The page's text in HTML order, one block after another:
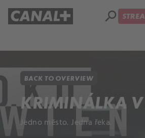
search
BACK TO OVERVIEW
KRIMINÁLKA
Jedno město. Jedna řeka.